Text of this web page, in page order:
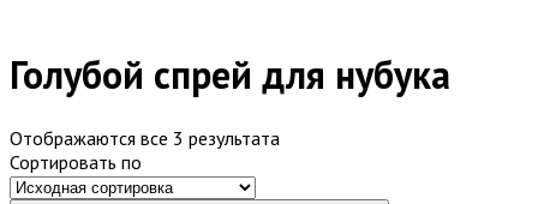
Голубой спрей для нубука
Отображаются все 3 результата
Сортировать по